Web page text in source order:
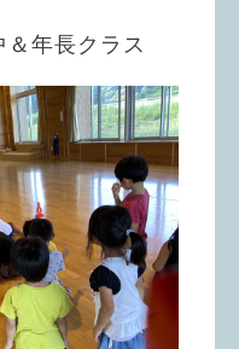
年長クラス